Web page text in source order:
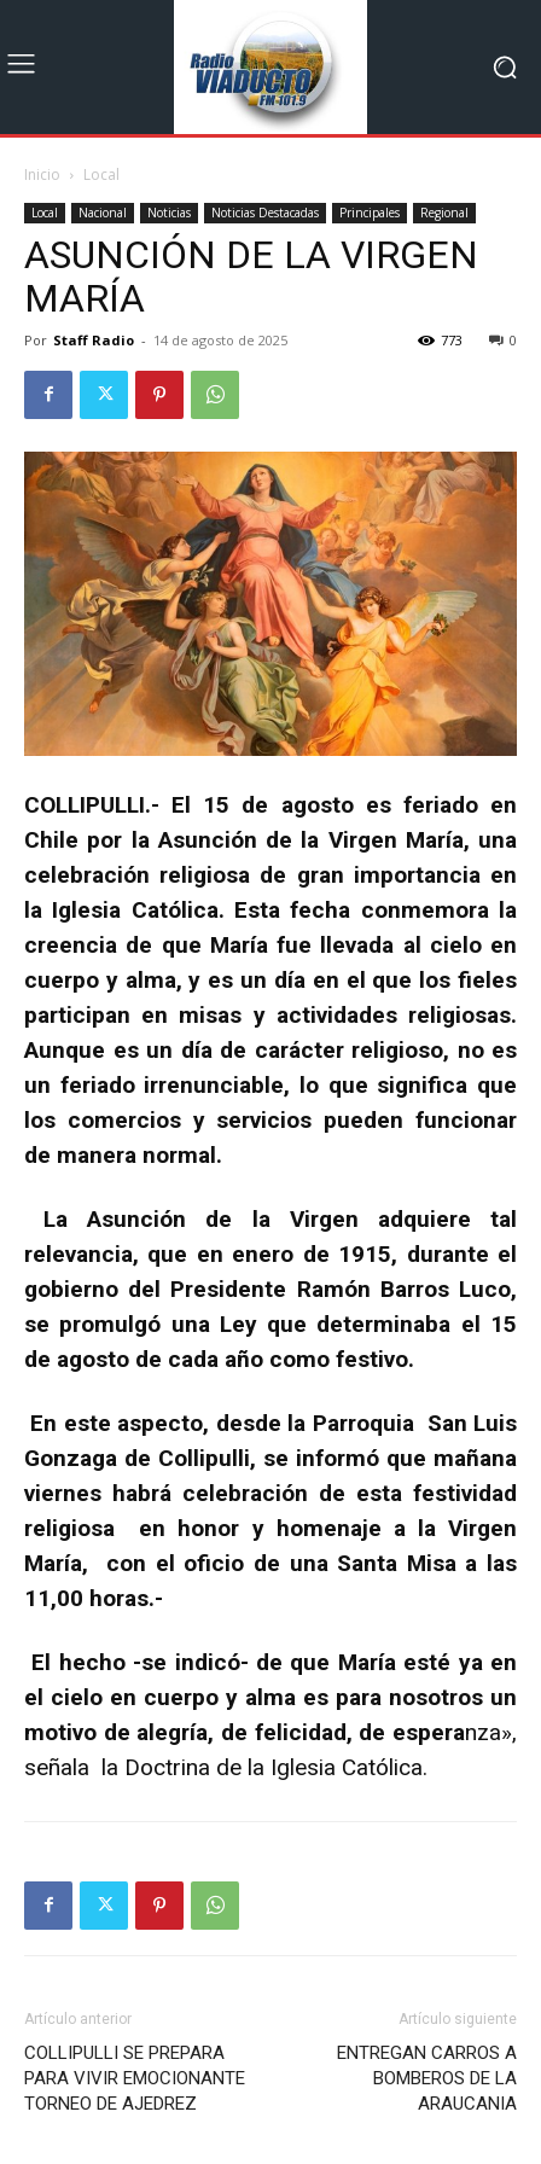
Inicio Local
Local Nacional Noticias Noticias Destacadas Principales Regional
ASUNCIÓN DE LA VIRGEN
MARÍA
Por Staff Radio - 14 de agosto de 2025 0
773
COLLIPULLI.- El 15 de agosto es feriado en
Chile por la Asunción de la Virgen María, una
celebración religiosa de gran importancia en
la Iglesia Católica. Esta fecha conmemora la
creencia de que María fue llevada al cielo en
cuerpo y alma, y es un día en el que los fieles
participan en misas y actividades religiosas.
Aunque es un día de carácter religioso, no es
un feriado irrenunciable, lo que significa que
los comercios y servicios pueden funcionar
de manera normal.
La Asunción de la Virgen adquiere tal
relevancia, que en enero de 1915, durante el
gobierno del Presidente Ramón Barros Luco,
se promulgó una Ley que determinaba el 15
de agosto de cada año como festivo.
En este aspecto, desde la Parroquia San Luis
Gonzaga de Collipulli, se informó que mañana
viernes habrá celebración de esta festividad
religiosa en honor y homenaje a la Virgen
María, con el oficio de una Santa Misa a las
11,00 horas.-
El hecho -se indicó- de que María esté ya en
el cielo en cuerpo y alma es para nosotros un
motivo de alegría, de felicidad, de esperanza»,
señala la Doctrina de la Iglesia Católica.
Artículo anterior
COLLIPULLI SE PREPARA
PARA VIVIR EMOCIONANTE
TORNEO DE AJEDREZ
Artículo siguiente
ENTREGAN CARROS A
BOMBEROS DE LA
ARAUCANIA